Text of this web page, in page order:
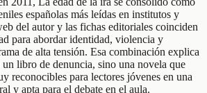
españolas más leídas en institutos y
del autor y las fichas editoriales coinciden
para abordar identidad, violencia y
de alta tensión. Esa combinación explica
libro de denuncia, sino una novela que
reconocibles para lectores jóvenes en una
y apta para el debate en el aula.